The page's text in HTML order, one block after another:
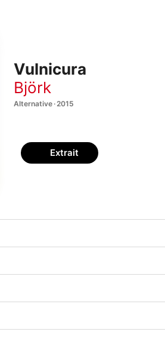
Vulnicura
Björk
Alternative · 2015
Extrait